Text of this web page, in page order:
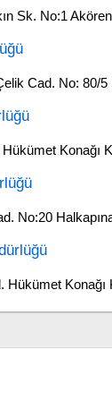
Sk. No:1
Cad. No: 80/
Konağı
No:20
Hükümet